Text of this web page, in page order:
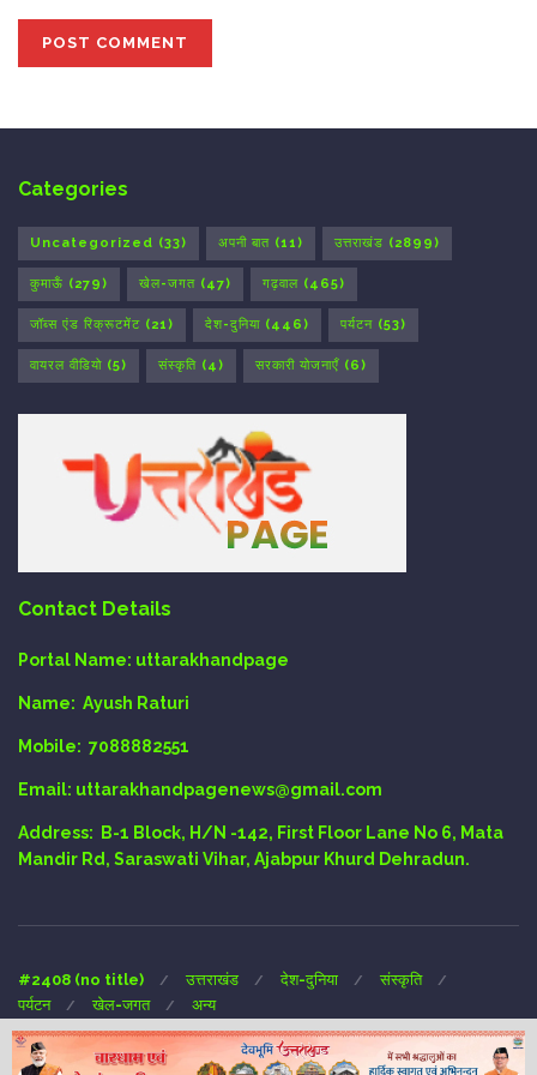
Categories
Uncategorized (33) अपनी बात (11) उत्तराखंड (2899)
कुमाऊँ (279) खेल-जगत (47) गढ़वाल (465)
जॉब्स एंड रिक्रूटमेंट (21) देश-दुनिया (446) पर्यटन (53)
वायरल वीडियो (5) संस्कृति (4) सरकारी योजनाएँ (6)
Contact Details
Portal Name: uttarakhandpage
Name: Ayush Raturi
Mobile: 7088882551
Email: uttarakhandpagenews@gmail.com
Address:
B-1 Block, H/N -142, First Floor Lane No 6, Mata
Mandir Rd, Saraswati Vihar, Ajabpur Khurd Dehradun.
#2408 (no title) उत्तराखंड देश-दुनिया
संस्कृति
पर्यटन
खेल-जगत अन्य
Copyright © 2024 UTTARAKHAND-PAGE